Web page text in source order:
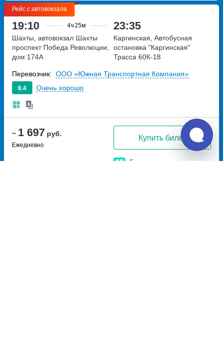
Рейс с автовокзала
19:10 4ч25м 23:35
~ 1 697 руб.
Ежедневно
Купить билет
Билет печатать
Шахты, автовокзал Шахты
проспект Победа Революции,
дом 174А
Каргинская, Автобусная
остановка "Каргинская"
Трасса 60К-18
8.4 Очень хорошо
Перевозчик: ООО «Южная Транспортная Компания»